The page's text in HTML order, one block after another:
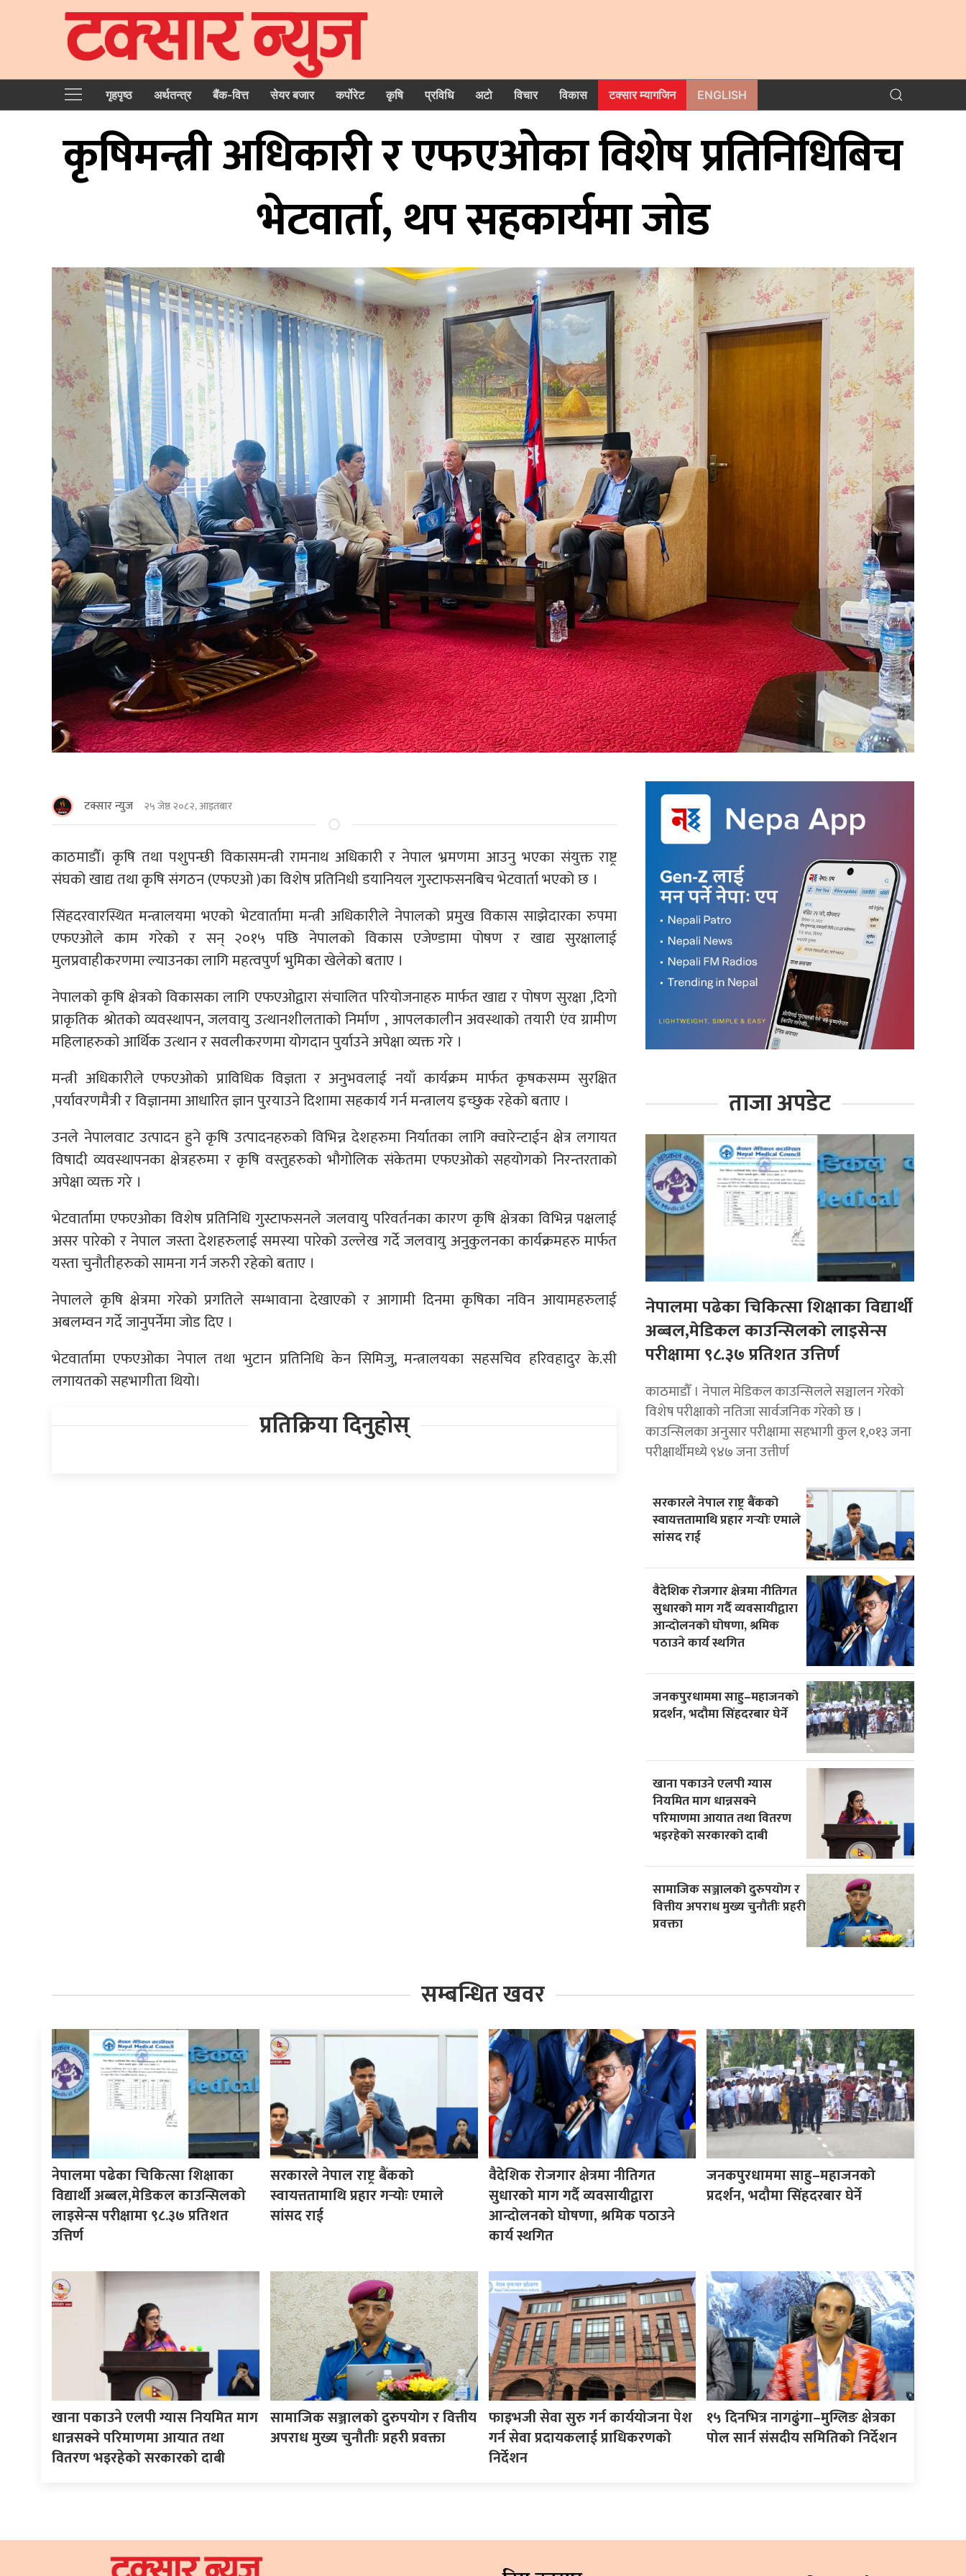
गृहपृष्‍ठ अर्थतन्त्र बैंक-वित्त सेयर बजार कर्पोरेट कृषि प्रविधि अटो विचार विकास टक्सार म्यागजिन ENGLISH
कृषिमन्त्री अधिकारी र एफएओका विशेष प्रतिनिधिबिच
भेटवार्ता, थप सहकार्यमा जोड
टक्सार न्युज २५ जेष्ठ २०८२, आइतबार
काठमाडौँ। कृषि तथा पशुपन्छी विकासमन्त्री रामनाथ अधिकारी र नेपाल भ्रमणमा आउनु भएका संयुक्त राष्ट्र
संघको खाद्य तथा कृषि संगठन (एफएओ )का विशेष प्रतिनिधी डयानियल गुस्टाफसनबिच भेटवार्ता भएको छ ।
सिंहदरवारस्थित मन्त्रालयमा भएको भेटवार्तामा मन्त्री अधिकारीले नेपालको प्रमुख विकास साझेदारका रुपमा
एफएओले काम गरेको र सन् २०१५ पछि नेपालको विकास एजेण्डामा पोषण र खाद्य सुरक्षालाई
मुलप्रवाहीकरणमा ल्याउनका लागि महत्वपुर्ण भुमिका खेलेको बताए ।
नेपालको कृषि क्षेत्रको विकासका लागि एफएओद्वारा संचालित परियोजनाहरु मार्फत खाद्य र पोषण सुरक्षा ,दिगो
प्राकृतिक श्रोतको व्यवस्थापन, जलवायु उत्थानशीलताको निर्माण , आपलकालीन अवस्थाको तयारी एंव ग्रामीण
महिलाहरुको आर्थिक उत्थान र सवलीकरणमा योगदान पुर्याउने अपेक्षा व्यक्त गरे ।
मन्त्री अधिकारीले एफएओको प्राविधिक विज्ञता र अनुभवलाई नयाँ कार्यक्रम मार्फत कृषकसम्म सुरक्षित
,पर्यावरणमैत्री र विज्ञानमा आधारित ज्ञान पुरयाउने दिशामा सहकार्य गर्न मन्त्रालय इच्छुक रहेको बताए ।
उनले नेपालवाट उत्पादन हुने कृषि उत्पादनहरुको विभिन्न देशहरुमा निर्यातका लागि क्वारेन्टाईन क्षेत्र लगायत
विषादी व्यवस्थापनका क्षेत्रहरुमा र कृषि वस्तुहरुको भौगोलिक संकेतमा एफएओको सहयोगको निरन्तरताको
अपेक्षा व्यक्त गरे ।
भेटवार्तामा एफएओका विशेष प्रतिनिधि गुस्टाफसनले जलवायु परिवर्तनका कारण कृषि क्षेत्रका विभिन्न पक्षलाई
असर पारेको र नेपाल जस्ता देशहरुलाई समस्या पारेको उल्लेख गर्दे जलवायु अनुकुलनका कार्यक्रमहरु मार्फत
यस्ता चुनौतीहरुको सामना गर्न जरुरी रहेको बताए ।
नेपालले कृषि क्षेत्रमा गरेको प्रगतिले सम्भावाना देखाएको र आगामी दिनमा कृषिका नविन आयामहरुलाई
अबलम्वन गर्दे जानुपर्नेमा जोड दिए ।
भेटवार्तामा एफएओका नेपाल तथा भुटान प्रतिनिधि केन सिमिजु, मन्त्रालयका सहसचिव हरिवहादुर के.सी
लगायतको सहभागीता थियो।
प्रतिक्रिया दिनुहोस्
ताजा अपडेट
नेपालमा पढेका चिकित्सा शिक्षाका विद्यार्थी
अब्बल,मेडिकल काउन्सिलको लाइसेन्स
परीक्षामा ९८.३७ प्रतिशत उत्तिर्ण
काठमाडौँ । नेपाल मेडिकल काउन्सिलले सञ्चालन गरेको
विशेष परीक्षाको नतिजा सार्वजनिक गरेको छ ।
काउन्सिलका अनुसार परीक्षामा सहभागी कुल १,०१३ जना
परीक्षार्थीमध्ये ९४७ जना उत्तीर्ण
सरकारले नेपाल राष्ट्र बैंकको
स्वायत्ततामाथि प्रहार गर्‍योः एमाले
सांसद राई
वैदेशिक रोजगार क्षेत्रमा नीतिगत
सुधारको माग गर्दै व्यवसायीद्वारा
आन्दोलनको घोषणा, श्रमिक
पठाउने कार्य स्थगित
जनकपुरधाममा साहु–महाजनको
प्रदर्शन, भदौमा सिंहदरबार घेर्ने
खाना पकाउने एलपी ग्यास
नियमित माग धान्नसक्ने
परिमाणमा आयात तथा वितरण
भइरहेको सरकारको दाबी
सामाजिक सञ्जालको दुरुपयोग र
वित्तीय अपराध मुख्य चुनौतीः प्रहरी
प्रवक्ता
सम्बन्धित खवर
नेपालमा पढेका चिकित्सा शिक्षाका
विद्यार्थी अब्बल,मेडिकल काउन्सिलको
लाइसेन्स परीक्षामा ९८.३७ प्रतिशत
उत्तिर्ण
सरकारले नेपाल राष्ट्र बैंकको
स्वायत्ततामाथि प्रहार गर्‍योः एमाले
सांसद राई
वैदेशिक रोजगार क्षेत्रमा नीतिगत
सुधारको माग गर्दै व्यवसायीद्वारा
आन्दोलनको घोषणा, श्रमिक पठाउने
कार्य स्थगित
जनकपुरधाममा साहु–महाजनको
प्रदर्शन, भदौमा सिंहदरबार घेर्ने
खाना पकाउने एलपी ग्यास नियमित माग
धान्नसक्ने परिमाणमा आयात तथा
वितरण भइरहेको सरकारको दाबी
सामाजिक सञ्जालको दुरुपयोग र वित्तीय
अपराध मुख्य चुनौतीः प्रहरी प्रवक्ता
फाइभजी सेवा सुरु गर्न कार्ययोजना पेश
गर्न सेवा प्रदायकलाई प्राधिकरणको
निर्देशन
१५ दिनभित्र नागढुंगा–मुग्लिङ क्षेत्रका
पोल सार्न संसदीय समितिको निर्देशन